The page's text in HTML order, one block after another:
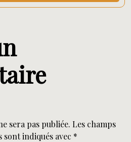
sera pas publiée. Les champs
sont indiqués avec *